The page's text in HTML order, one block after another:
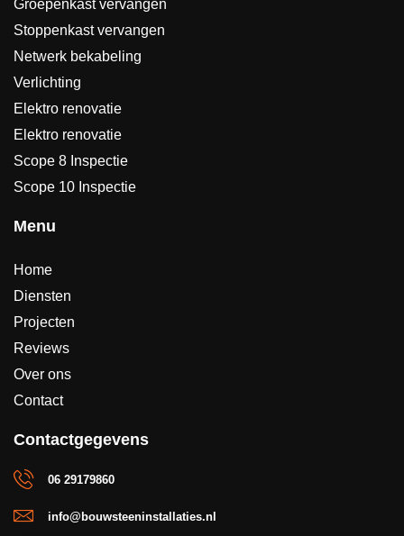
Groepenkast vervangen
Stoppenkast vervangen
Netwerk bekabeling
Verlichting
Elektro renovatie
Elektro renovatie
Scope 8 Inspectie
Scope 10 Inspectie
Menu
Home
Diensten
Projecten
Reviews
Over ons
Contact
Contactgegevens
06 29179860
info@bouwsteeninstallaties.nl